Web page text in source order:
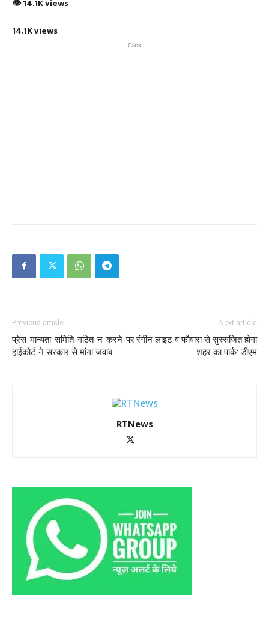
👁 14.1K views
14.1K views
Click
Previous article
प्रेस मान्यता समिति गठित न करने पर
हाईकोर्ट ने सरकार से मांगा जवाब
Next article
रंगीन लाइट व फौवारा से सुस्सजित हो‌गा
शहर का पार्क: डीएम
RTNews